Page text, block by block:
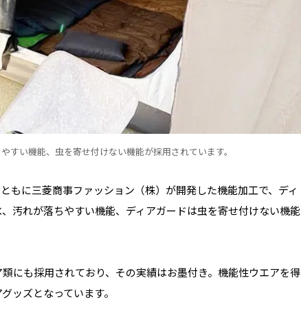
すい機能、虫を寄せ付けない機能が採用されています。
もに三菱商事ファッション（株）が開発した機能加工で、ディ
汚れが落ちやすい機能、ディアガードは虫を寄せ付けない機能
にも採用されており、その実績はお墨付き。機能性ウエアを得
ッズとなっています。